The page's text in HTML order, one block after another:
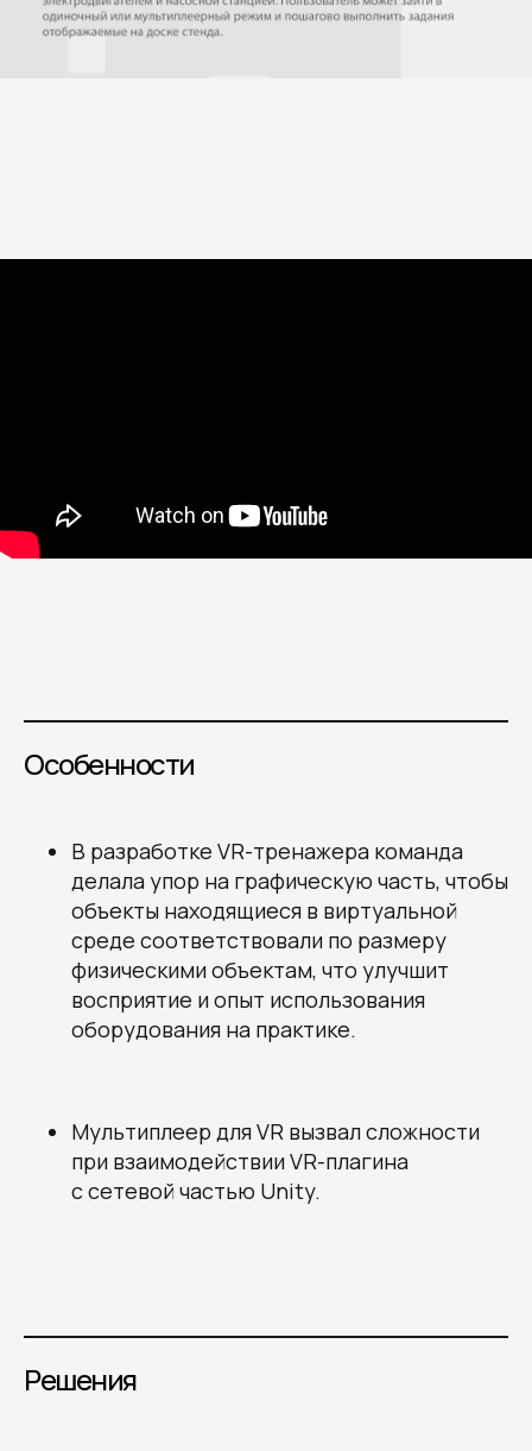
Особенности
В разработке VR-тренажера команда
делала упор на графическую часть, чтобы
объекты находящиеся в виртуальной
среде соответствовали по размеру
физическими объектам, что улучшит
восприятие и опыт использования
оборудования на практике.
Мультиплеер для VR вызвал сложности
при взаимодействии VR-плагина
с сетевой частью Unity.
Решения